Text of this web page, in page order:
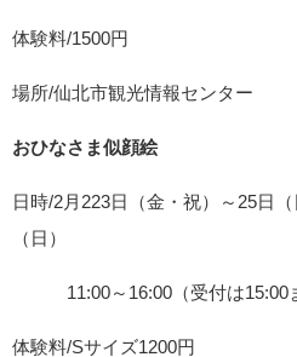
体験料/1500円
場所/仙北市観光情報センター
おひなさま似顔絵
日時/2月223日（金・祝）～25日
（日）
11:00～16:00（受付は15:00
体験料/Sサイズ1200円